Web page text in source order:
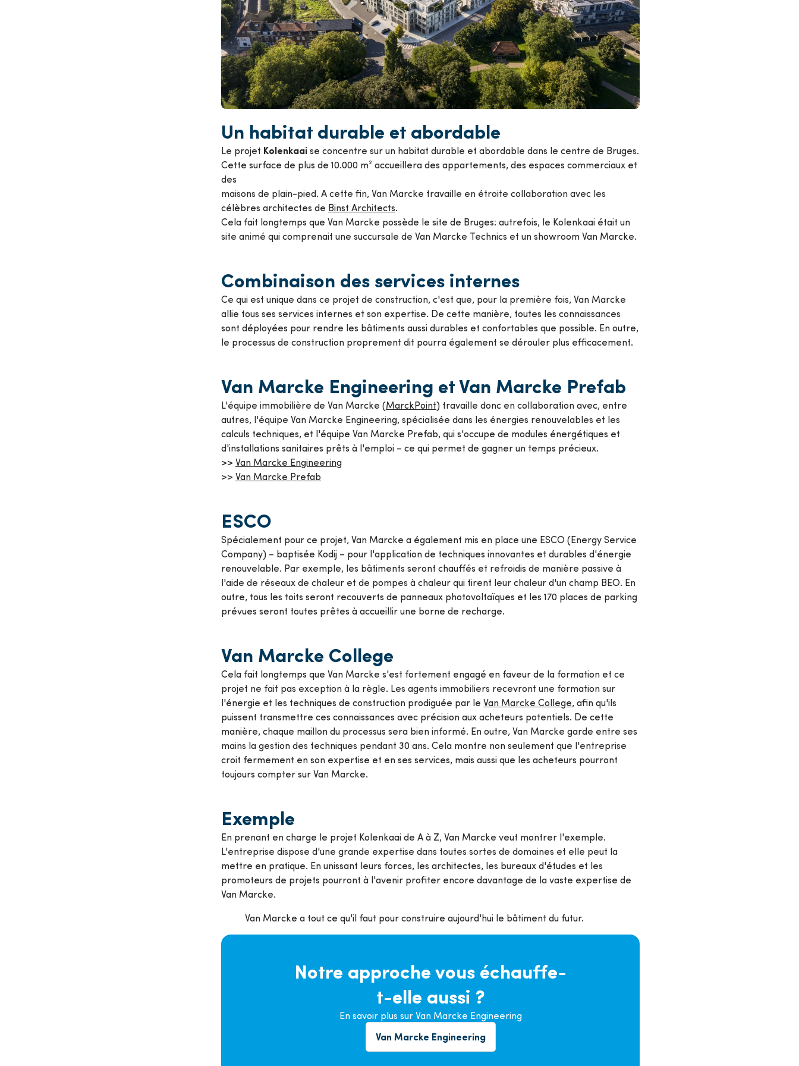
Un habitat durable et abordable
Le projet Kolenkaaise concentre sur un habitat durable et abordable dans le centre de Bruges.
Cette surface de plus de 10.000 m² accueillera des appartements, des espaces commerciaux et
des
maisons de plain-pied. A cette fin, Van Marcke travaille en étroite collaboration avec les
célèbres architectes de Binst Architects.
Cela fait longtemps que Van Marcke possède le site de Bruges: autrefois, le Kolenkaai était un
site animé qui comprenait une succursale de Van Marcke Technics et un showroom Van Marcke.
Combinaison des services internes
Ce qui est unique dans ce projet de construction, c'est que, pour la première fois, Van Marcke
allie tous ses services internes et son expertise. De cette manière, toutes les connaissances
sont déployées pour rendre les bâtiments aussi durables et confortables que possible. En outre,
le processus de construction proprement dit pourra également se dérouler plus efficacement.
Van Marcke Engineering et Van Marcke Prefab
L'équipe immobilière de Van Marcke (MarckPoint) travaille donc en collaboration avec, entre
autres, l'équipe Van Marcke Engineering, spécialisée dans les énergies renouvelables et les
calculs techniques, et l'équipe Van Marcke Prefab, qui s'occupe de modules énergétiques et
d'installations sanitaires prêts à l'emploi – ce qui permet de gagner un temps précieux.
>> Van Marcke Engineering
>> Van Marcke Prefab
ESCO
Spécialement pour ce projet, Van Marcke a également mis en place une ESCO (Energy Service
Company) – baptisée Kodij – pour l'application de techniques innovantes et durables d'énergie
renouvelable. Par exemple, les bâtiments seront chauffés et refroidis de manière passive à
l'aide de réseaux de chaleur et de pompes à chaleur qui tirent leur chaleur d'un champ BEO. En
outre, tous les toits seront recouverts de panneaux photovoltaïques et les 170 places de parking
prévues seront toutes prêtes à accueillir une borne de recharge.
Van Marcke College
Cela fait longtemps que Van Marcke s'est fortement engagé en faveur de la formation et ce
projet ne fait pas exception à la règle. Les agents immobiliers recevront une formation sur
l'énergie et les techniques de construction prodiguée par le Van Marcke College, afin qu'ils
puissent transmettre ces connaissances avec précision aux acheteurs potentiels. De cette
manière, chaque maillon du processus sera bien informé. En outre, Van Marcke garde entre ses
mains la gestion des techniques pendant 30 ans. Cela montre non seulement que l'entreprise
croit fermement en son expertise et en ses services, mais aussi que les acheteurs pourront
toujours compter sur Van Marcke.
Exemple
En prenant en charge le projet Kolenkaai de A à Z, Van Marcke veut montrer l'exemple.
L'entreprise dispose d'une grande expertise dans toutes sortes de domaines et elle peut la
mettre en pratique. En unissant leurs forces, les architectes, les bureaux d'études et les
promoteurs de projets pourront à l'avenir profiter encore davantage de la vaste expertise de
Van Marcke.
Van Marcke a tout ce qu'il faut pour construire aujourd'hui le bâtiment du futur.
Notre approche vous échauffe-
t-elle aussi ?
En savoir plus sur Van Marcke Engineering
Van Marcke Engineering